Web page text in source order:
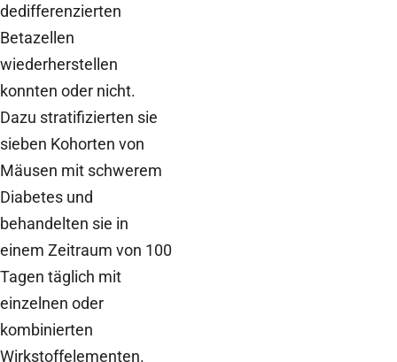
dedifferenzierten
Betazellen
wiederherstellen
konnten oder nicht.
Dazu stratifizierten sie
sieben Kohorten von
Mäusen mit schwerem
Diabetes und
behandelten sie in
einem Zeitraum von 100
Tagen täglich mit
einzelnen oder
kombinierten
Wirkstoffelementen.